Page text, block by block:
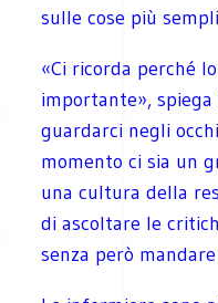
sulle cose più
«Ci ricorda perché
importante», spiega
guardarci negli
momento ci sia un
una cultura della
di ascoltare le
senza però